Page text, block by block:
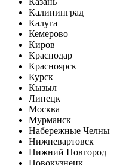
Калининград
Калуга
Кемерово
Киров
Краснодар
Красноярск
Курск
Кызыл
Липецк
Москва
Мурманск
Набережные Челны
Нижневартовск
Нижний Новгород
Новокузнецк